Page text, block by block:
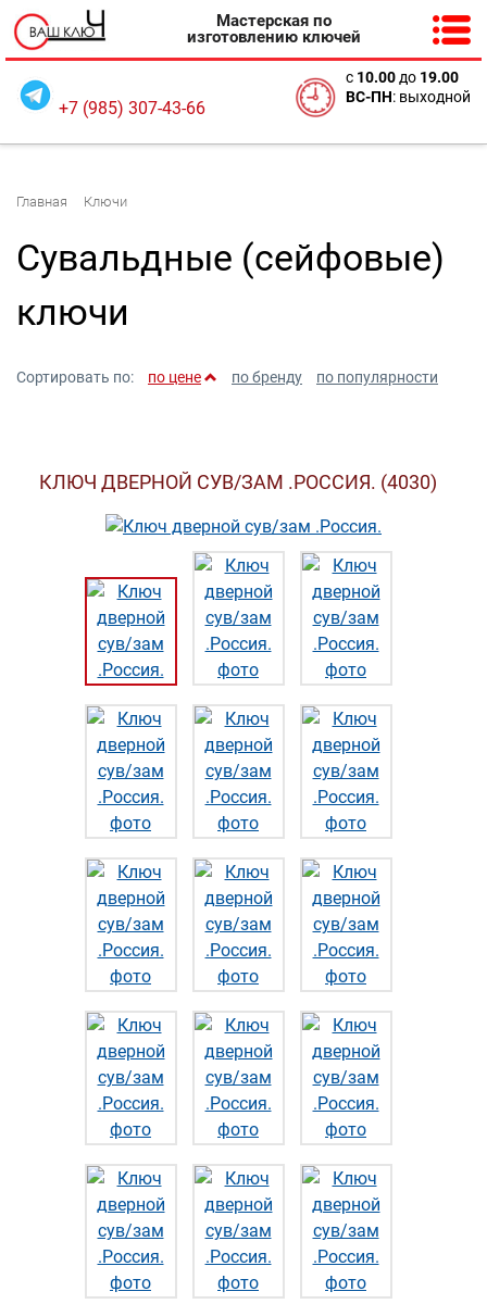
Мастерская по
изготовлению ключей
с 10.00 до 19.00
ВС-ПН: выходной
+7 (985) 307-43-66
Главная Ключи
Сувальдные (сейфовые)
ключи
Сортировать по: по цене по бренду по популярности
КЛЮЧ ДВЕРНОЙ СУВ/ЗАМ .РОССИЯ. (4030)